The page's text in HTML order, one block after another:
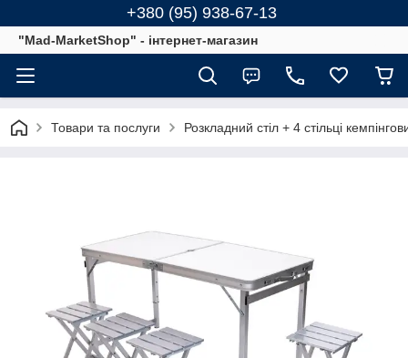
+380 (95) 938-67-13
"Mad-MarketShop" - інтернет-магазин
Товари та послуги Розкладний стіл + 4 стільці